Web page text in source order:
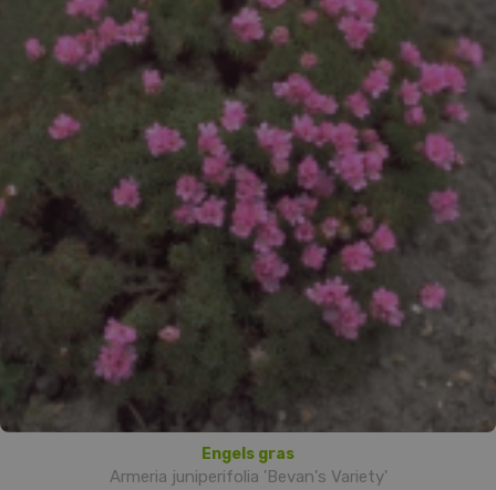
Engels gras
Armeria juniperifolia 'Bevan's Variety'